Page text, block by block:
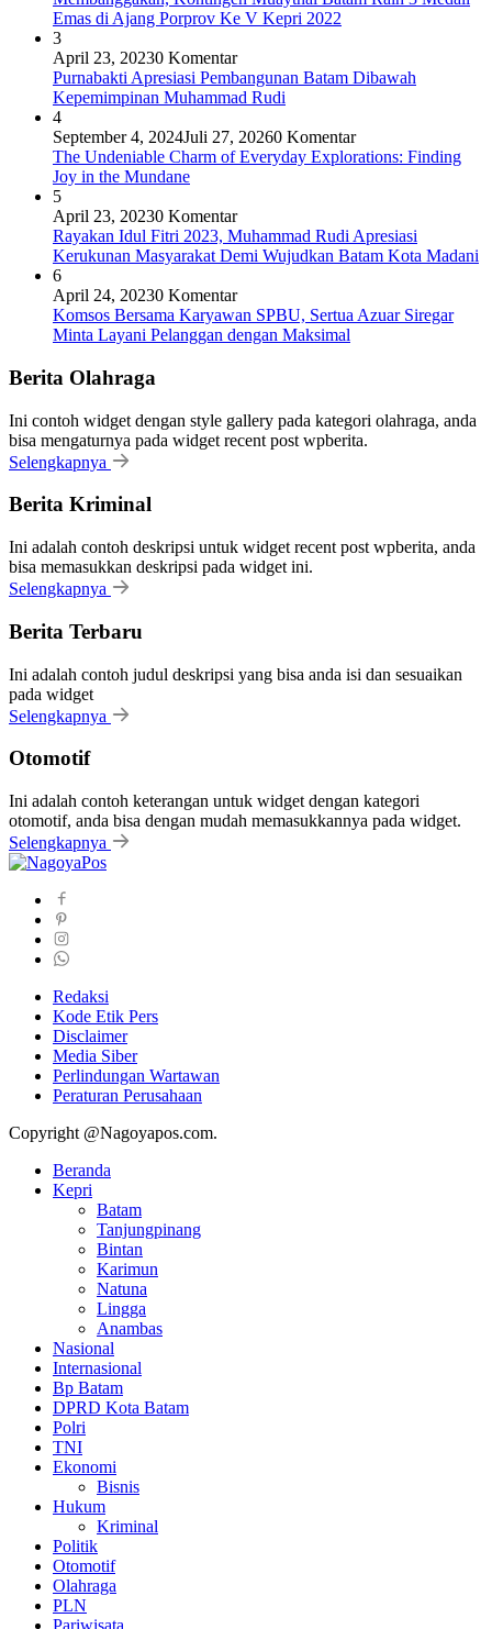
Emas di Ajang Porprov Ke V Kepri 2022
3
April 23, 20230 Komentar
Purnabakti Apresiasi Pembangunan Batam Dibawah
Kepemimpinan Muhammad Rudi
4
September 4, 2024Juli 27, 20260 Komentar
The Undeniable Charm of Everyday Explorations: Finding
Joy in the Mundane
5
April 23, 20230 Komentar
Rayakan Idul Fitri 2023, Muhammad Rudi Apresiasi
Kerukunan Masyarakat Demi Wujudkan Batam Kota Madani
6
April 24, 20230 Komentar
Komsos Bersama Karyawan SPBU, Sertua Azuar Siregar
Minta Layani Pelanggan dengan Maksimal
Berita Olahraga
Ini contoh widget dengan style gallery pada kategori olahraga, anda
bisa mengaturnya pada widget recent post wpberita.
Selengkapnya
Berita Kriminal
Ini adalah contoh deskripsi untuk widget recent post wpberita, anda
bisa memasukkan deskripsi pada widget ini.
Selengkapnya
Berita Terbaru
Ini adalah contoh judul deskripsi yang bisa anda isi dan sesuaikan
pada widget
Selengkapnya
Otomotif
Ini adalah contoh keterangan untuk widget dengan kategori
otomotif, anda bisa dengan mudah memasukkannya pada widget.
Selengkapnya
Redaksi
Kode Etik Pers
Disclaimer
Media Siber
Perlindungan Wartawan
Peraturan Perusahaan
Copyright @Nagoyapos.com.
Beranda
Kepri
Batam
Tanjungpinang
Bintan
Karimun
Natuna
Lingga
Anambas
Nasional
Internasional
Bp Batam
DPRD Kota Batam
Polri
TNI
Ekonomi
Bisnis
Hukum
Kriminal
Politik
Otomotif
Olahraga
PLN
Pariwisata